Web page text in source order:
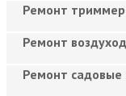
Ремонт
Ремонт
Ремонт садовые